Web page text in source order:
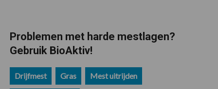
Problemen met harde mestlagen?
Gebruik BioAktiv!
Drijfmest Gras Mest uitrijden